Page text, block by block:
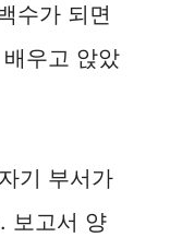
수가 되면
우고 앉았
기 부서가
보고서 양